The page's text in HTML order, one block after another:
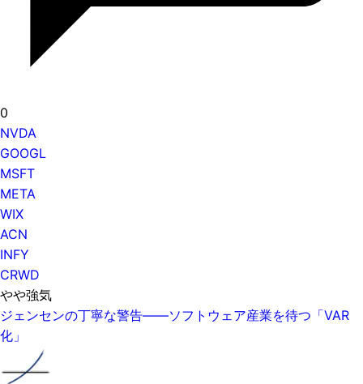
0
NVDA
GOOGL
MSFT
META
WIX
ACN
INFY
CRWD
やや強気
ジェンセンの丁寧な警告——ソフトウェア産業を待つ「VAR
化」